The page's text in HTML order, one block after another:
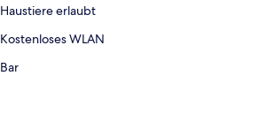
Haustiere erlaubt
Kostenloses WLAN
Bar